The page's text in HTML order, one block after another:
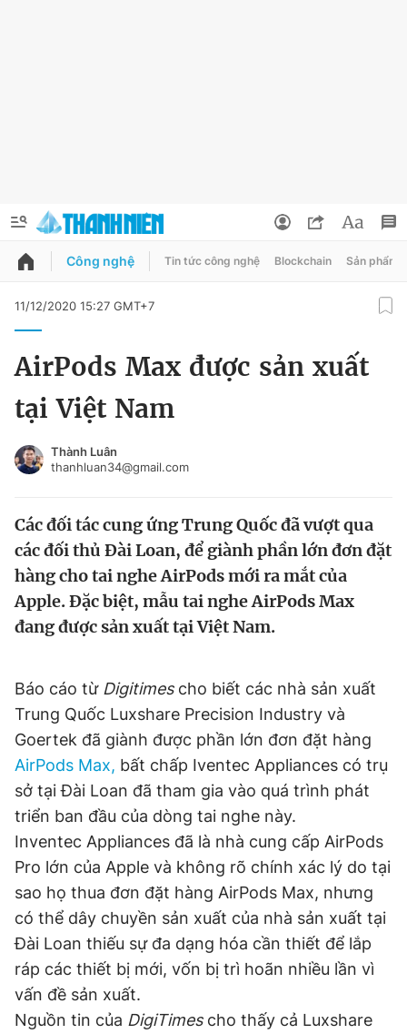
QUẢNG CÁO ĐẶT BÁO
Chào ngày mới
Tin thị trường Tin 360
Video Magazine
Tiện ích Bạn cần biết
Thông tin tòa soạn Liên hệ quảng cáo
Đọc Thanh Niên trên điện thoại
Theo dõi báo trên
Đổi mật khẩu
Tin đã lưu
Tin đã xem
Công nghệ Tin tức công nghệ Blockchain Sản phẩm
11/12/2020 15:27 GMT+7
AirPods Max được sản xuất
tại Việt Nam
Thành Luân
thanhluan34@gmail.com
Các đối tác cung ứng Trung Quốc đã vượt qua
các đối thủ Đài Loan, để giành phần lớn đơn đặt
hàng cho tai nghe AirPods mới ra mắt của
Apple. Đặc biệt, mẫu tai nghe AirPods Max
đang được sản xuất tại Việt Nam.
Báo cáo từ Digitimes cho biết các nhà sản xuất
Trung Quốc Luxshare Precision Industry và
Goertek đã giành được phần lớn đơn đặt hàng
AirPods Max, bất chấp Iventec Appliances có trụ
sở tại Đài Loan đã tham gia vào quá trình phát
triển ban đầu của dòng tai nghe này.
Inventec Appliances đã là nhà cung cấp AirPods
Pro lớn của Apple và không rõ chính xác lý do tại
sao họ thua đơn đặt hàng AirPods Max, nhưng
có thể dây chuyền sản xuất của nhà sản xuất tại
Đài Loan thiếu sự đa dạng hóa cần thiết để lắp
ráp các thiết bị mới, vốn bị trì hoãn nhiều lần vì
vấn đề sản xuất.
Nguồn tin của DigiTimes cho thấy cả Luxshare